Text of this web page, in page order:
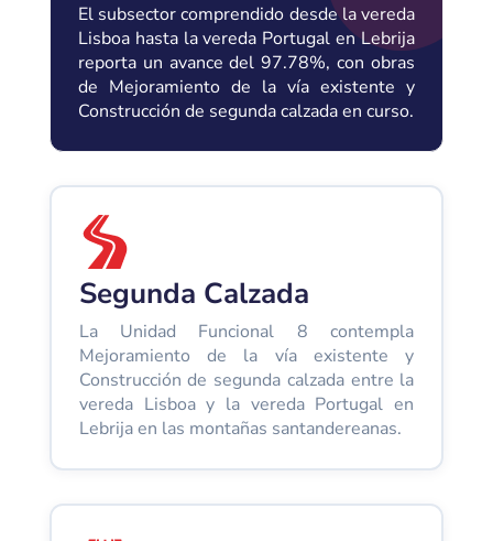
El subsector comprendido desde la vereda
Lisboa hasta la vereda Portugal en Lebrija
reporta un avance del 97.78%, con obras
de Mejoramiento de la vía existente y
Construcción de segunda calzada en curso.
Segunda Calzada
La Unidad Funcional 8 contempla
Mejoramiento de la vía existente y
Construcción de segunda calzada entre la
vereda Lisboa y la vereda Portugal en
Lebrija en las montañas santandereanas.